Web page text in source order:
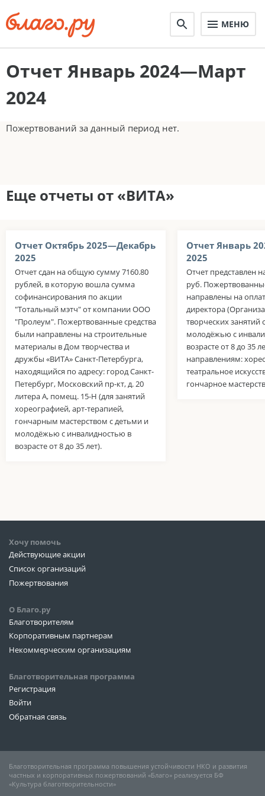
МЕНЮ
Отчет Январь 2024—Март
2024
Пожертвований за данный период нет.
Еще отчеты от «ВИТА»
Отчет Октябрь 2025—Декабрь
2025
Отчет сдан на общую сумму 7160.80
рублей, в которую вошла сумма
софинансирования по акции
"Тотальный мэтч" от компании ООО
"Пролеум". Пожертвованные средства
были направлены на строительные
материалы в Дом творчества и
дружбы «ВИТА» Санкт-Петербурга,
находящийся по адресу: город Санкт-
Петербург, Московский пр-кт, д. 20
литера А, помещ. 15-Н (для занятий
хореографией, арт-терапией,
гончарным мастерством с детьми и
молодёжью с инвалидностью в
возрасте от 8 до 35 лет).
Отчет Январь
2025
Отчет представлен
руб.
направлены на
директора
творческих занятий
молодёжью с
возрасте от 8 до 35
направлениям:
театральное
гончарное
Хочу помочь
Действующие акции
Список организаций
Пожертвования
О Благо.ру
Благотворителям
Корпоративным партнерам
Некоммерческим организациям
Благотворительная программа
Регистрация
Войти
Обратная связь
Благотворительная программа повышения устойчивости НКО и развития
частных и корпоративных пожертвований «Благо» реализуется БФ
«Культура благотворительности»